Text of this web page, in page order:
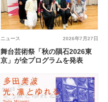
2026年7月27日
ニュース
舞台芸術祭「秋の隕石2026東
京」が全プログラムを発表